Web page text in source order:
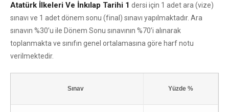
Atatürk İlkeleri Ve İnkılap Tarihi 1 dersi için 1 adet ara (vize)
sınavı ve 1 adet dönem sonu (final) sınavı yapılmaktadır. Ara
sınavın %30’u ile Dönem Sonu sınavının %70’i alınarak
toplanmakta ve sınıfın genel ortalamasına göre harf notu
verilmektedir.
Sınav Yüzde %